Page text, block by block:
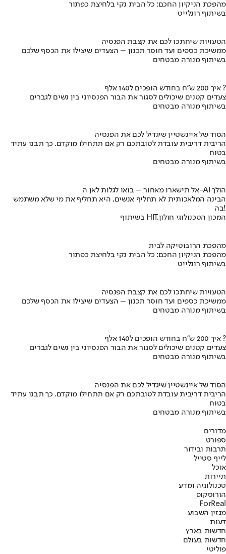
מהפכת הניקיון החכם: כל הבית נקי בלחיצת כפתור
בשיתוף רונלייט
הטעויות שיחתכו לכם את קצבת הפנסיה
ממשיכת כספים ועד חוסר תכנון – הצעדים שיצילו את הכסף שלכם
בשיתוף מנורה מבטחים
איך 200 ש"ח בחודש הופכים ל140 אלף ?
צעדים קטנים שיכולים לסגור את הבור הפנסיוני בין נשים לגברים
בשיתוף מנורה מבטחים
הסוד של איינשטיין שיגדיל לכם את הפנסיה
הריבית דריבית עובדת לטובתכם רק אם תתחילו מוקדם. כך תבנו עתיד
בטוח
בשיתוף מנורה מבטחים
אל תישארו מאחור – בואו לגלות לאן ה-AI הולך
הבינה המלאכותית לא תחליף אנשים, היא תחליף את מי שלא משתמש
בה!
בשיתוף HIT,המכון הטכנולוגי חולון
מהפכת הרובוטיקה לבית
מהפכת הניקיון החכם: כל הבית נקי בלחיצת כפתור
בשיתוף רונלייט
הטעויות שיחתכו לכם את קצבת הפנסיה
ממשיכת כספים ועד חוסר תכנון – הצעדים שיצילו את הכסף שלכם
בשיתוף מנורה מבטחים
איך 200 ש"ח בחודש הופכים ל140 אלף ?
צעדים קטנים שיכולים לסגור את הבור הפנסיוני בין נשים לגברים
בשיתוף מנורה מבטחים
הסוד של איינשטיין שיגדיל לכם את הפנסיה
הריבית דריבית עובדת לטובתכם רק אם תתחילו מוקדם. כך תבנו עתיד
בטוח
בשיתוף מנורה מבטחים
מדורים
ספורט
תרבות ובידור
לייף סטייל
אוכל
תיירות
טכנולוגיה ומדע
הורוסקופ
ForReal
מגזין השבוע
דעות
חדשות בארץ
חדשות בעולם
פוליטי